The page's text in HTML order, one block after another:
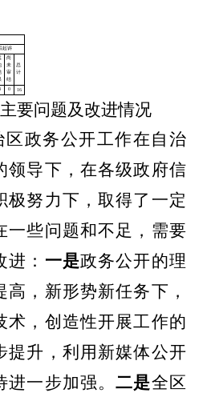
要问题及改进情况
区政务公开工作在自治
领导下，在各级政府信
极努力下，取得了一定
一些问题和不足，需要
： 一是政务公开的理
，新形势新任务下，
术，创造性开展工作的
提升，利用新媒体公开
进一步加强。二是全区